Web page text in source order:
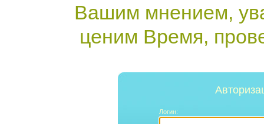
Вашим мнением,
ценим Время,
Логин: